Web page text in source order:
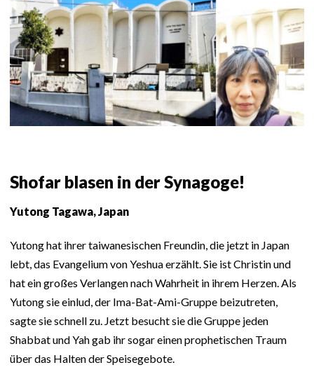
Shofar blasen in der Synagoge!
Yutong Tagawa, Japan
Yutong hat ihrer taiwanesischen Freundin, die jetzt in Japan
lebt, das Evangelium von Yeshua erzählt. Sie ist Christin und
hat ein großes Verlangen nach Wahrheit in ihrem Herzen. Als
Yutong sie einlud, der Ima-Bat-Ami-Gruppe beizutreten,
sagte sie schnell zu. Jetzt besucht sie die Gruppe jeden
Shabbat und Yah gab ihr sogar einen prophetischen Traum
über das Halten der Speisegebote.